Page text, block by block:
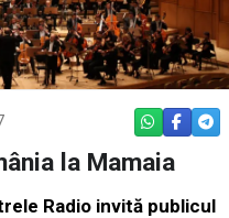
WHATSAPP
la Mamaia
Radio invită publicul